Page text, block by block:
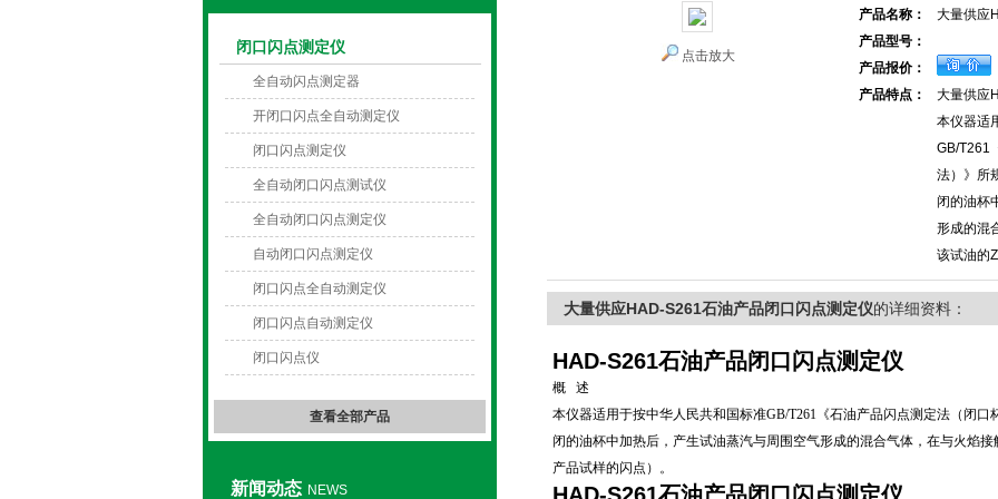
上海旺徐电气有限公司
闭口闪点测定仪
全自动闪点测定器
开闭口闪点全自动测定仪
闭口闪点测定仪
全自动闭口闪点测试仪
全自动闭口闪点测定仪
自动闭口闪点测定仪
闭口闪点全自动测定仪
闭口闪点自动测定仪
闭口闪点仪
查看全部产品
新闻动态 NEWS
点击放大
产品名称：
大量供应
产品型号：
产品报价：
产品特点：
大量供应
本仪器适
GB/T261
法）》所
闭的油杯
形成的混
该试油的
大量供应HAD-S261石油产品闭口闪点测定仪的详细资料：
HAD-S261石油产品闭口闪点测定仪
概 述
本仪器适用于按中华人民共和国标准GB/T261《石油产品闪点测定法（闭
闭的油杯中加热后，产生试油蒸汽与周围空气形成的混合气体，在与火焰
产品试样的闪点）。